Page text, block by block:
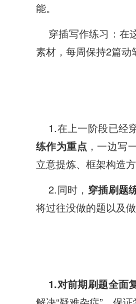
能。
穿插写作练习：在
素材，每周保持2篇动
1.在上一阶段已经
练作为重点 ，一边写
立意提炼、框架构造
2.同时， 穿插刷题
将过往没做的题以及
1.对前期刷题全面